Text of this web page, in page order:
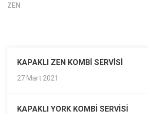
ZEN
KAPAKLI ZEN KOMBI SERVISI
27 Mart 2021
KAPAKLI YORK KOMBI SERVISI